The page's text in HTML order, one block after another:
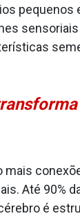
Até 90%
é